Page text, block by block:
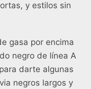
y estilos sin
gasa por encima
negro de línea A
darte algunas
negros largos y